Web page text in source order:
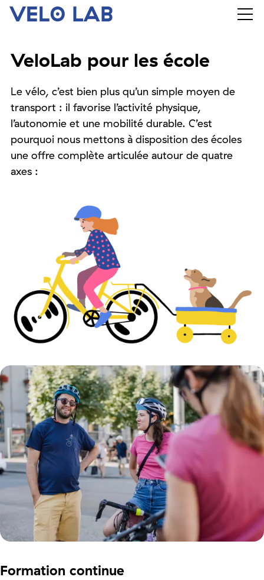
VeloLab pour les école
Le vélo, c’est bien plus qu’un simple moyen de
transport : il favorise l’activité physique,
l’autonomie et une mobilité durable. C’est
pourquoi nous mettons à disposition des écoles
une offre complète articulée autour de quatre
axes :
Formation continue